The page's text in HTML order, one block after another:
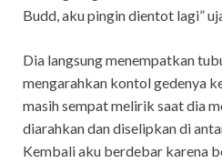
Budd, aku pingin dientot lagi”
Dia langsung menempatkan
mengarahkan kontol gedenya
masih sempat melirik saat dia
diarahkan dan diselipkan di
Kembali aku berdebar karena